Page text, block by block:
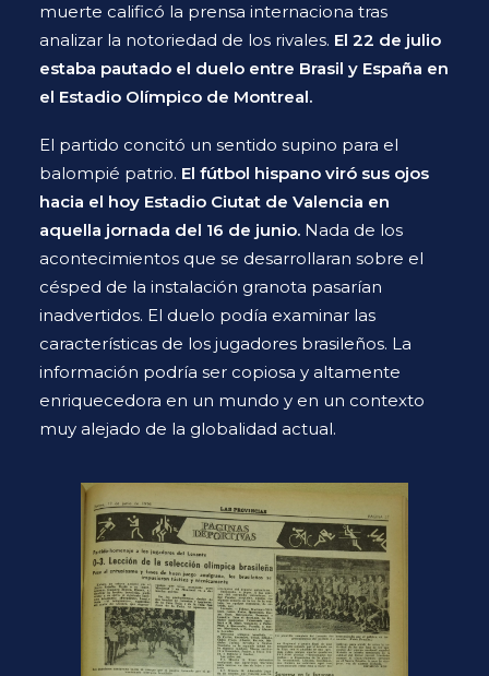
muerte calificó la prensa internaciona tras
analizar la notoriedad de los rivales. El 22 de julio
estaba pautado el duelo entre Brasil y España en
el Estadio Olímpico de Montreal.
El partido concitó un sentido supino para el
balompié patrio. El fútbol hispano viró sus ojos
hacia el hoy Estadio Ciutat de Valencia en
aquella jornada del 16 de junio. Nada de los
acontecimientos que se desarrollaran sobre el
césped de la instalación granota pasarían
inadvertidos. El duelo podía examinar las
características de los jugadores brasileños. La
información podría ser copiosa y altamente
enriquecedora en un mundo y en un contexto
muy alejado de la globalidad actual.